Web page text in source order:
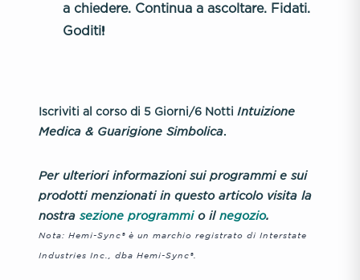
a chiedere. Continua a ascoltare. Fidati.
Goditi!
Iscriviti al corso di 5 Giorni/6 Notti Intuizione
Medica & Guarigione Simbolica.
Per ulteriori informazioni sui programmi e sui
prodotti menzionati in questo articolo visita la
nostra sezione programmio il negozio.
Nota: Hemi-Sync® è un marchio registrato di Interstate
Industries Inc., dba Hemi-Sync®.